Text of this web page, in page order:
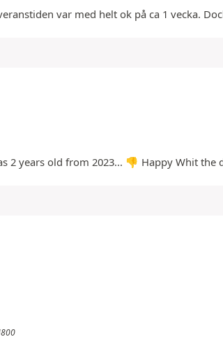
var med helt ok på ca 1 vecka.
2 years old from 2023... 👎 Happy Whit the